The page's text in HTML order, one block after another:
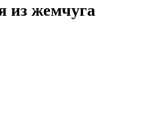
из жемчуга